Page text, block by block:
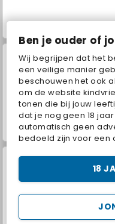
Ben je ouder of
Wij begrijpen dat het
een veilige manier
beschouwen het ook
om de website
tonen die bij jouw
dat je nog geen 18
automatisch geen
bedoeld zijn voor een
18
Hidden Object: Street of